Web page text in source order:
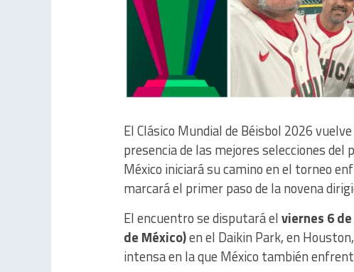
El Clásico Mundial de Béisbol 2026
presencia de las mejores selecciones del
México iniciará su camino en el torneo
marcará el primer paso de la novena
El encuentro se disputará elviernes 6
de México)en el Daikin Park, en
intensa en la que México también